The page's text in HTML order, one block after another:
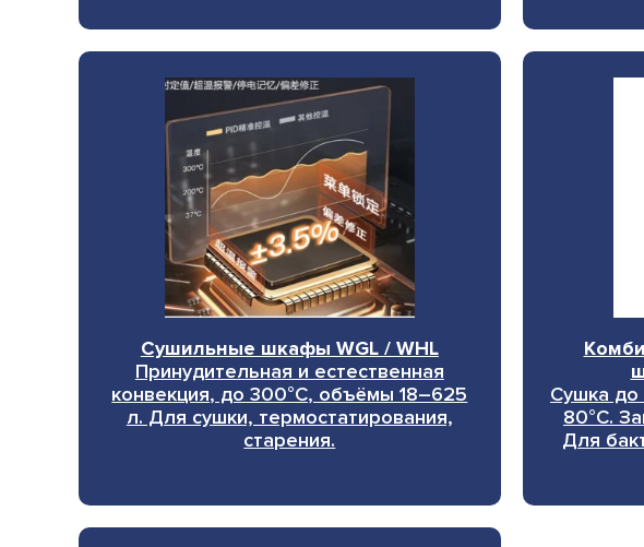
Сушильные шкафы WGL / WHL
Принудительная и естественная
конвекция, до 300°C, объёмы 18–625
л. Для сушки, термостатирования,
старения.
Сушка до
80°C.
Для